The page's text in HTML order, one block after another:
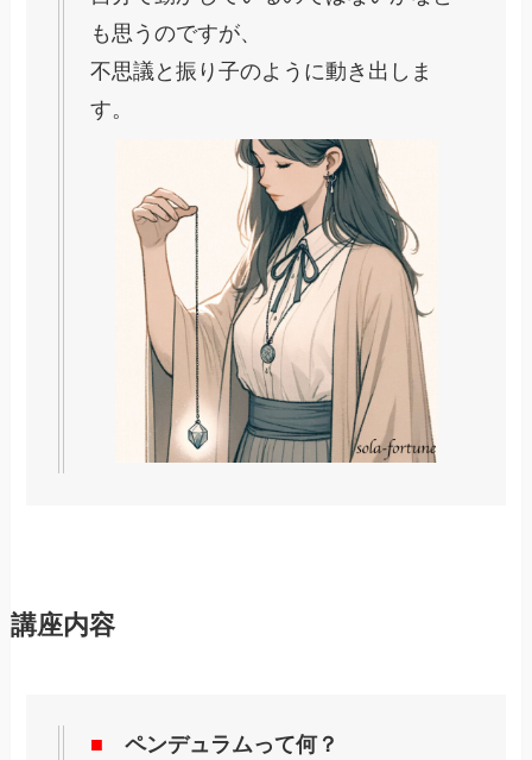
も思うのですが、
不思議と振り子のように動き出しま
す。
講座内容
■ ペンデュラムって何？